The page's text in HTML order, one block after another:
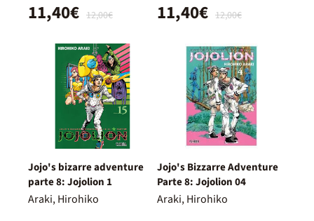
12,00€
11,40€ 12,00€
11,40€
Jojo's bizarre adventure
parte 8: Jojolion 1
Araki, Hirohiko
Jojo's Bizzarre Adventure
Parte 8: Jojolion 04
Araki, Hirohiko